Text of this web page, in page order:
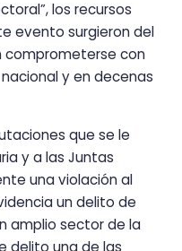
los recursos
evento surgieron del
comprometerse con
y en decenas
que se le
y a las Juntas
una violación al
un delito de
amplio sector de la
delito una de las